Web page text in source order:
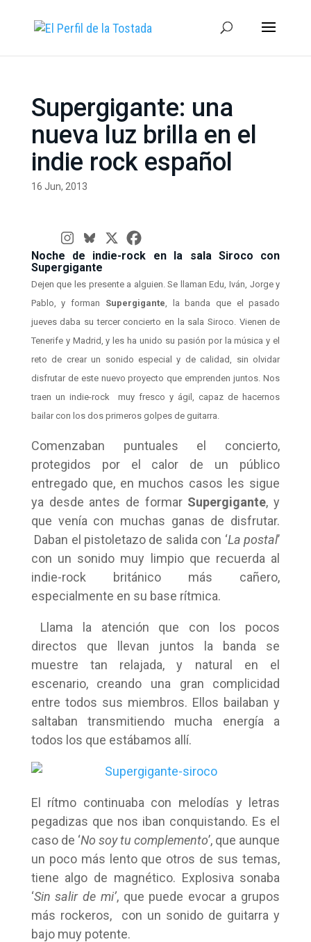
Supergigante: una
nueva luz brilla en el
indie rock español
16 Jun, 2013
Noche de indie-rock en la sala Siroco con
Supergigante
Dejen que les presente a alguien. Se llaman Edu, Iván, Jorge y
Pablo, y forman Supergigante, la banda que el pasado
jueves daba su tercer concierto en la sala Siroco. Vienen de
Tenerife y Madrid, y les ha unido su pasión por la música y el
reto de crear un sonido especial y de calidad, sin olvidar
disfrutar de este nuevo proyecto que emprenden juntos. Nos
traen un indie-rock muy fresco y ágil, capaz de hacernos
bailar con los dos primeros golpes de guitarra.
Comenzaban puntuales el concierto,
protegidos por el calor de un público
entregado que, en muchos casos les sigue
ya desde antes de formar Supergigante, y
que venía con muchas ganas de disfrutar.
Daban el pistoletazo de salida con ‘La postal’
con un sonido muy limpio que recuerda al
indie-rock británico más cañero,
especialmente en su base rítmica.
Llama la atención que con los pocos
directos que llevan juntos la banda se
muestre tan relajada, y natural en el
escenario, creando una gran complicidad
entre todos sus miembros. Ellos bailaban y
saltaban transmitiendo mucha energía a
todos los que estábamos allí.
El rítmo continuaba con melodías y letras
pegadizas que nos iban conquistando. Es el
caso de ‘No soy tu complemento’, que aunque
un poco más lento que otros de sus temas,
tiene algo de magnético. Explosiva sonaba
‘Sin salir de mi’, que puede evocar a grupos
más rockeros, con un sonido de guitarra y
bajo muy potente.